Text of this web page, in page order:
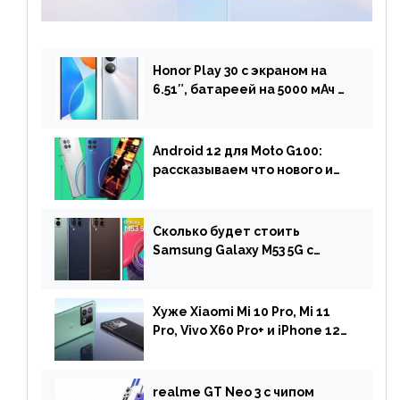
Honor Play 30 с экраном на
6.51″, батареей на 5000 мАч и
Android 12 для Moto G100:
рассказываем что нового и
Сколько будет стоить
Samsung Galaxy M53 5G с
Хуже Xiaomi Mi 10 Pro, Mi 11
Pro, Vivo X60 Pro+ и iPhone 12
OnePlus 10 Pro
realme GT Neo 3 с чипом